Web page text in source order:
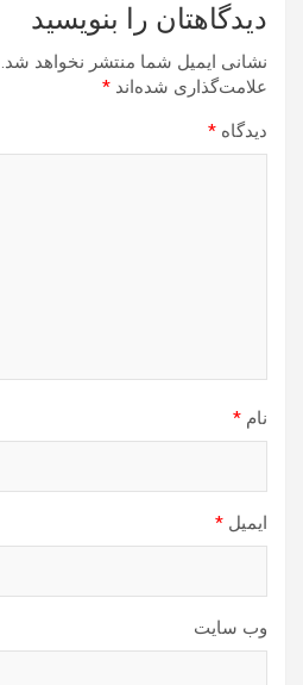
دیدگاهتان را بنویسید
نشانی ایمیل شما منتشر نخواهد شد.
علامت‌گذاری شده‌اند *
دیدگاه *
نام *
ایمیل *
وب‌ سایت